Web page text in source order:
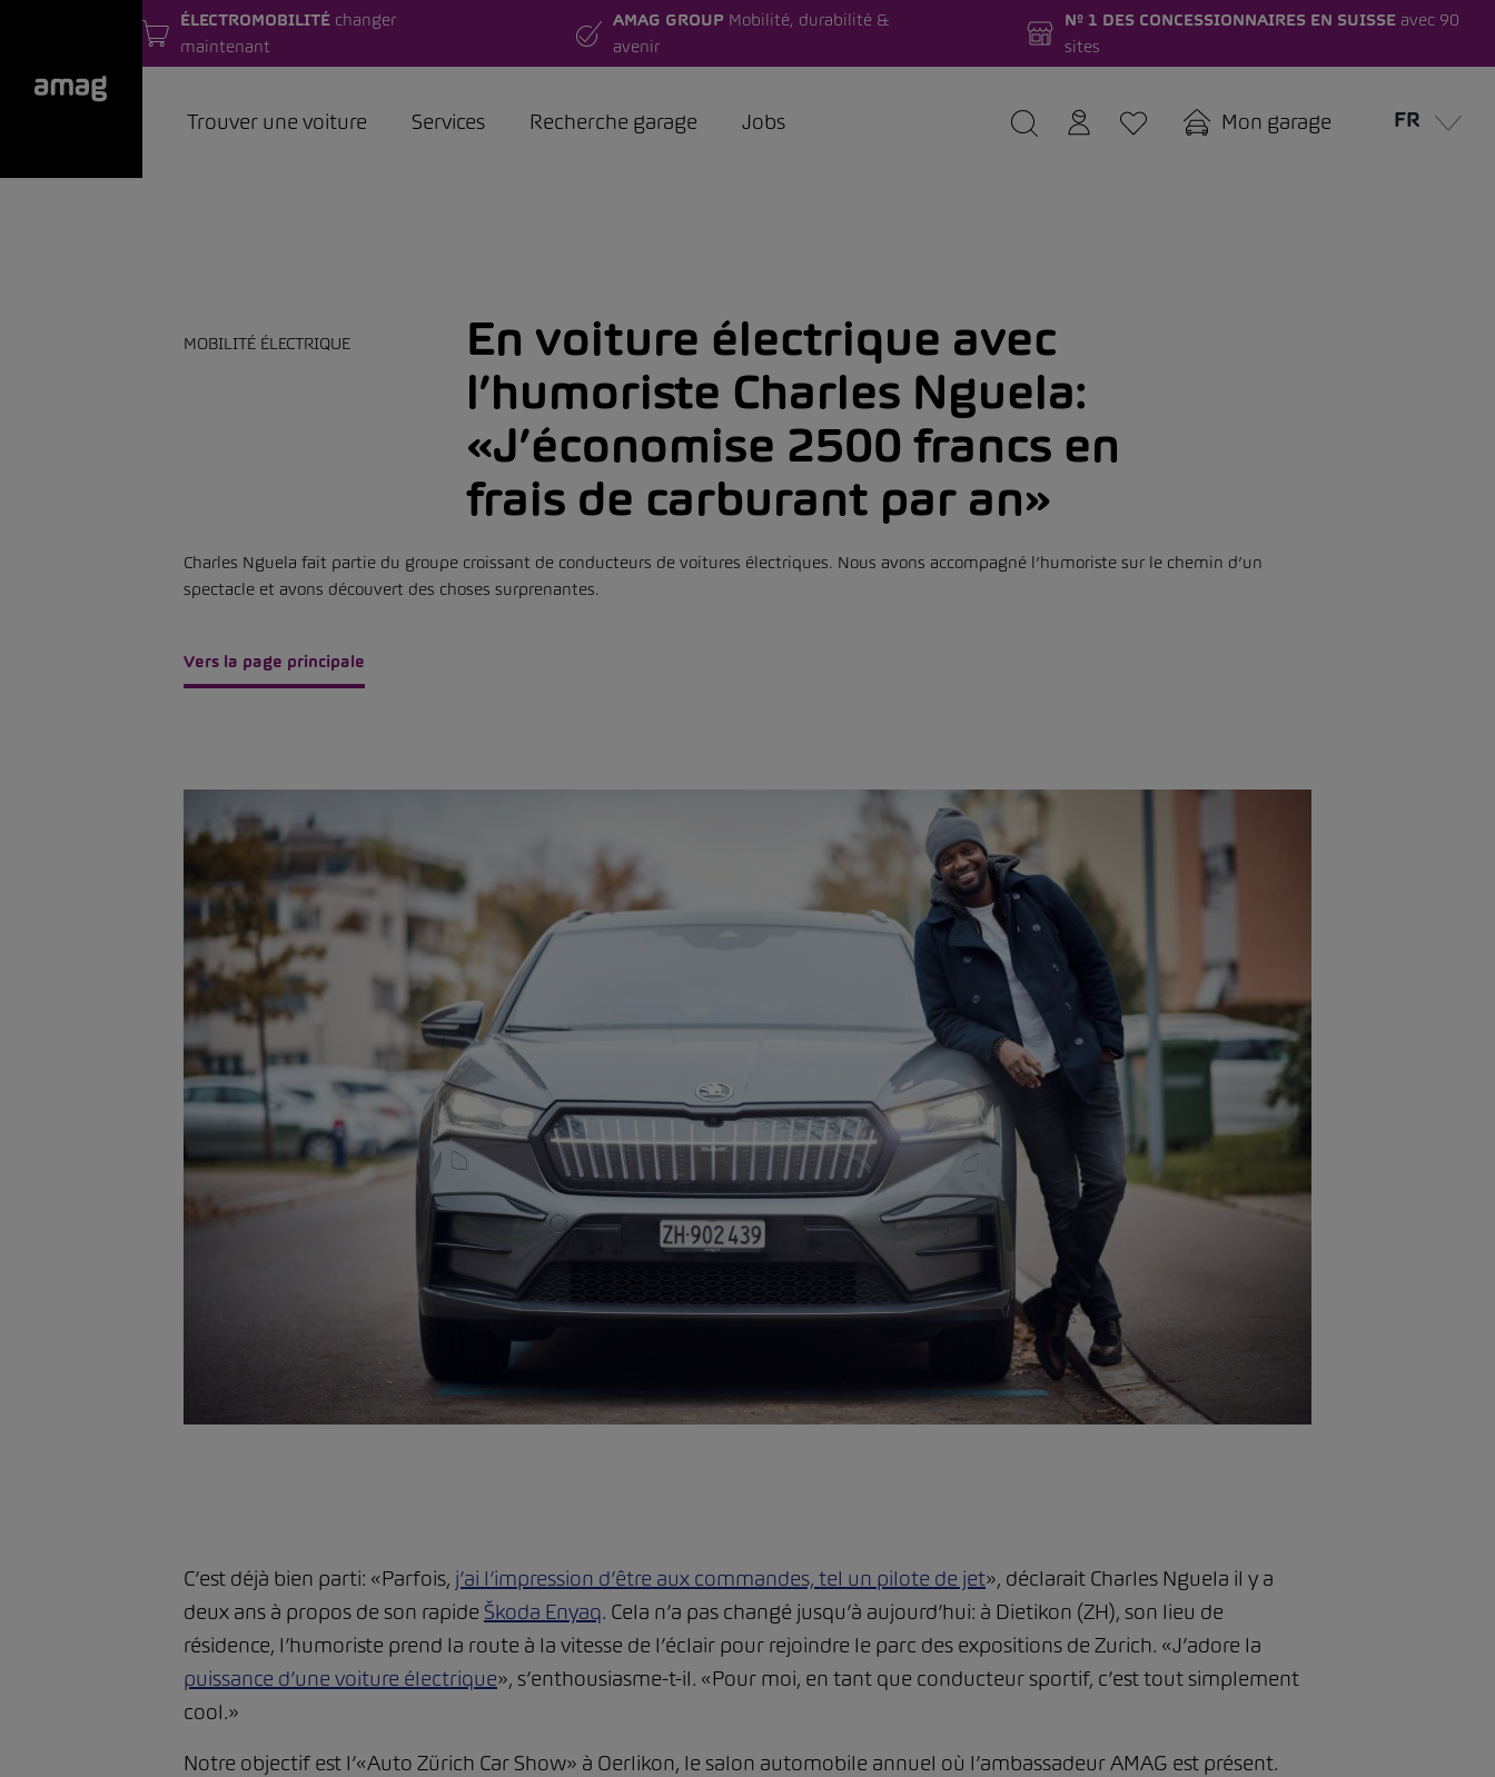
ÉLECTROMOBILITÉ changer
maintenant
AMAG GROUP Mobilité, durabilité &
avenir
Nº 1 DES CONCESSIONNAIRES EN SUISSEavec 90
sites
Trouver une voiture Services Recherche garage Jobs Mon garage FR
MOBILITÉ ÉLECTRIQUE
En voiture électrique avec
l’humoriste Charles Nguela:
«J’économise 2500 francs en
frais de carburant par an»
Charles Nguela fait partie du groupe croissant de conducteurs de voitures électriques. Nous avons accompagné l’humoriste sur le chemin d’un
spectacle et avons découvert des choses surprenantes.
Vers la page principale
C’est déjà bien parti: «Parfois, j’ai l’impression d’être aux commandes, tel un pilote de jet», déclarait Charles Nguela il y a
deux ans à propos de son rapide Škoda Enyaq. Cela n’a pas changé jusqu’à aujourd’hui: à Dietikon (ZH), son lieu de
résidence, l’humoriste prend la route à la vitesse de l’éclair pour rejoindre le parc des expositions de Zurich. «J’adore la
puissance d’une voiture électrique», s’enthousiasme-t-il. «Pour moi, en tant que conducteur sportif, c’est tout simplement
cool.»
Notre objectif est l’«Auto Zürich Car Show» à Oerlikon, le salon automobile annuel où l’ambassadeur AMAG est présent.